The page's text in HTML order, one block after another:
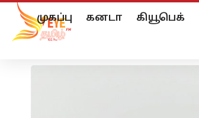
முகப்பு கனடா கியூபெக்